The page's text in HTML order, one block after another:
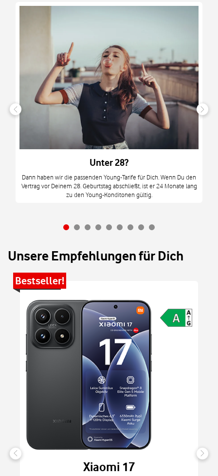
Unter 28?
Dann haben wir die passenden Young-Tarife für Dich. Wenn Du den
Vertrag vor Deinem 28. Geburtstag abschließt, ist er 24 Monate lang
zu den Young-Konditonen gültig.
Unsere Empfehlungen für Dich
Bestseller!
Xiaomi 17